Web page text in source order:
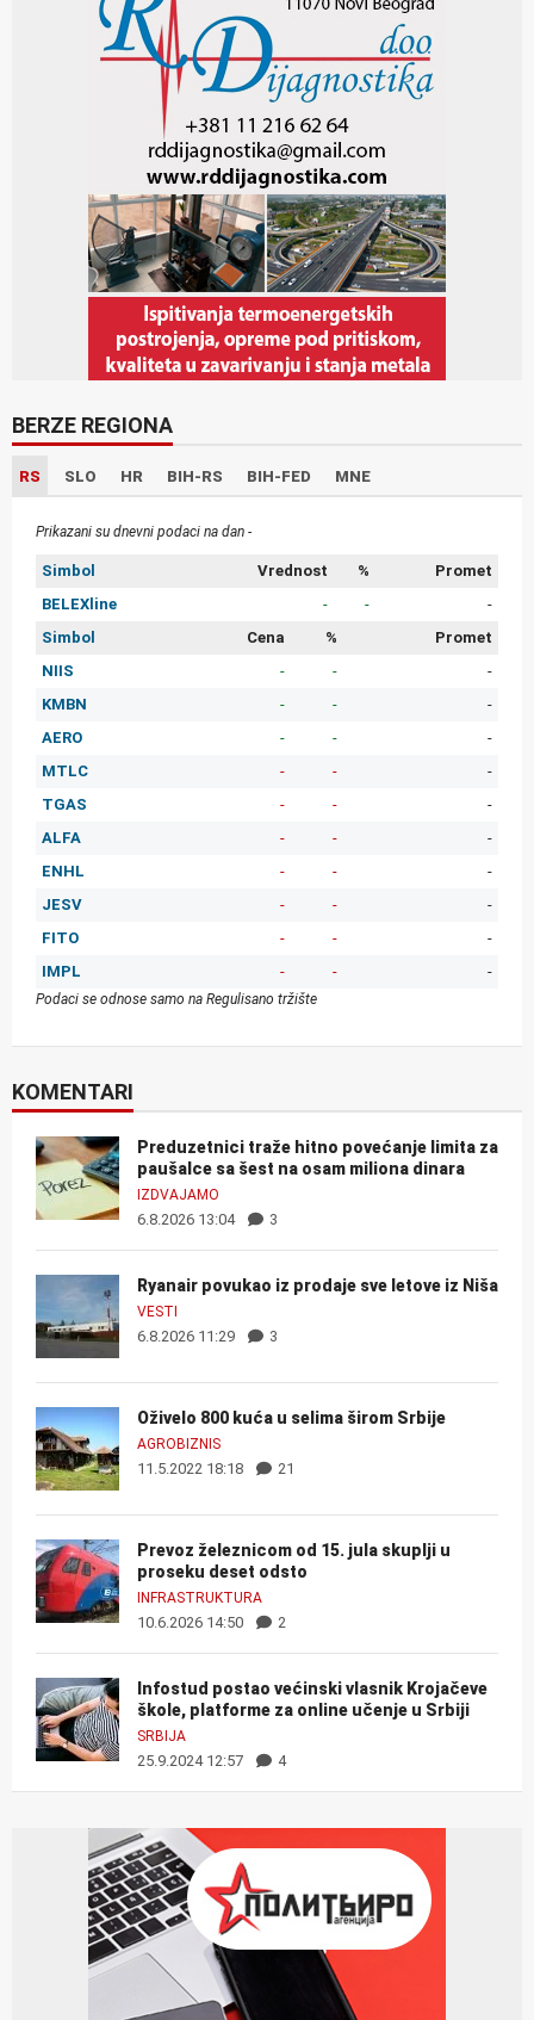
BERZE REGIONA
RS SLO HR BIH-RS BIH-FED MNE
Prikazani su dnevni podaci na dan -
Simbol Vrednost %
Promet
BELEXline
- -
-
Simbol
Cena %
Promet
NIIS
- -
-
KMBN
- -
-
AERO
- -
-
MTLC
- -
-
TGAS
- -
-
ALFA
- -
-
ENHL
- -
-
JESV
- -
-
FITO
- -
-
IMPL
- - -
Podaci se odnose samo na Regulisano tržište
KOMENTARI
Preduzetnici traže hitno povećanje limita za
paušalce sa šest na osam miliona dinara
IZDVAJAMO
6.8.2026 13:04 3
Ryanair povukao iz prodaje sve letove iz Niša
VESTI
6.8.2026 11:29 3
Oživelo 800 kuća u selima širom Srbije
AGROBIZNIS
11.5.2022 18:18 21
Prevoz železnicom od 15. jula skuplji u
proseku deset odsto
INFRASTRUKTURA
10.6.2026 14:50 2
Infostud postao većinski vlasnik Krojačeve
škole, platforme za online učenje u Srbiji
SRBIJA
25.9.2024 12:57 4